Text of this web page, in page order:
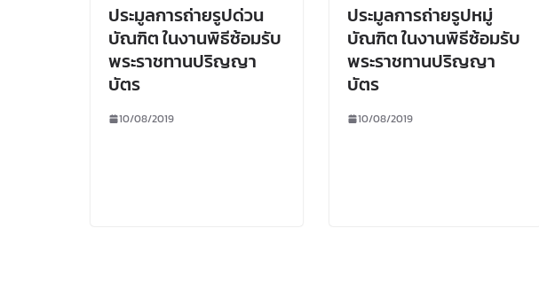
ประมูลการถ่ายรูปด่วน
บัณฑิต ในงานพิธีซ้อมรับ
พระราชทานปริญญา
บัตร
10/08/2019
ประมูลการถ่ายรูปหมู่
บัณฑิต ในงานพิธีซ้อมรับ
พระราชทานปริญญา
บัตร
10/08/2019